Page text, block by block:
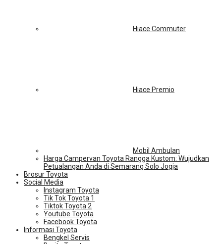
Hiace Commuter
Hiace Premio
Mobil Ambulan
Harga Campervan Toyota Rangga Kustom: Wujudkan
Petualangan Anda di Semarang Solo Jogja
Brosur Toyota
Social Media
Instagram Toyota
Tik Tok Toyota 1
Tiktok Toyota 2
Youtube Toyota
Facebook Toyota
Informasi Toyota
Bengkel Servis